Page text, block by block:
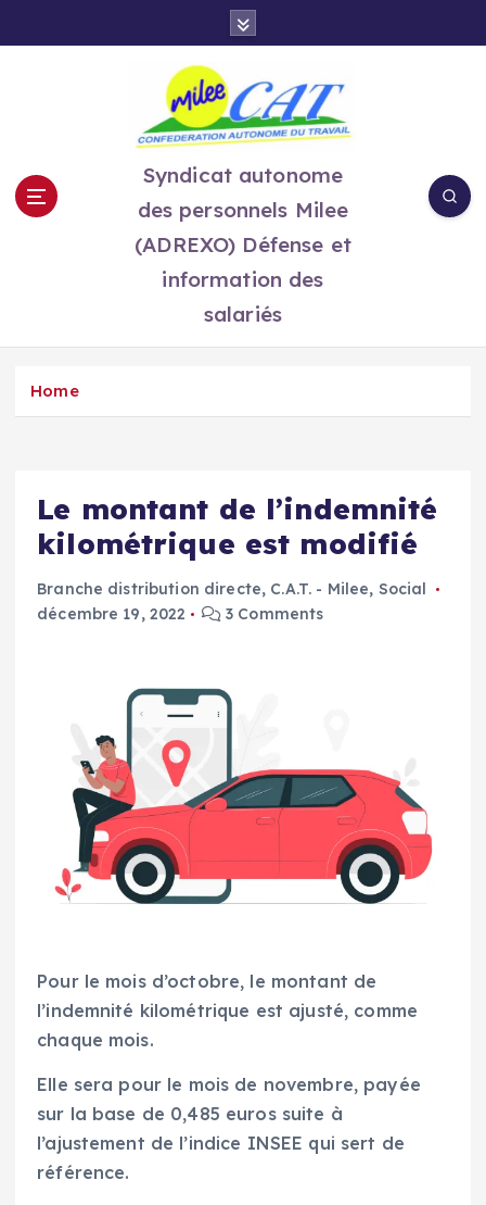
Syndicat autonome
des personnels Milee
(ADREXO) Défense et
information des
salariés
Home
Le montant de l’indemnité
kilométrique est modifié
Branche distribution directe, C.A.T. - Milee, Social
décembre 19, 2022
3 Comments
Pour le mois d’octobre, le montant de
l’indemnité kilométrique est ajusté, comme
chaque mois.
Elle sera pour le mois de novembre, payée
sur la base de 0,485 euros suite à
l’ajustement de l’indice INSEE qui sert de
référence.